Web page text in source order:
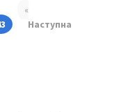
«
Наступна